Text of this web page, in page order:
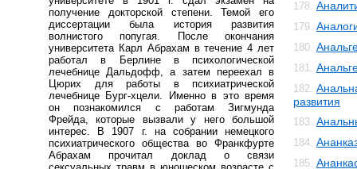
получение докторской степени. Темой его
диссертации была история развития
волнистого попугая. После окончания
университета Карл Абрахам в течение 4 лет
работал в Берлине в психологической
лечебнице Дальдофф, а затем переехал в
Цюрих для работы в психиатрической
лечебнице Бург-хцели. Именно в это время
он познакомился с работам Зигмунда
Фрейда, которые вызвали у него большой
интерес. В 1907 г. на собрании немецкого
психиатрического общества во Франкфурте
Абрахам прочитал доклад о связи
178.
179.
180.
181.
182.
развития
183.
184.
185.